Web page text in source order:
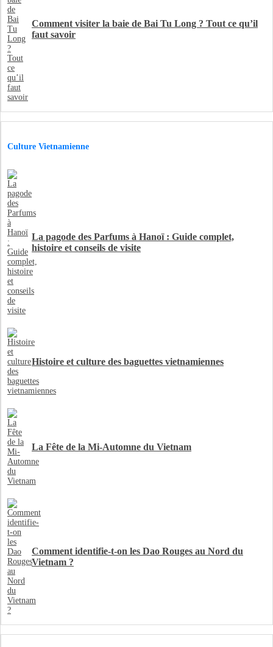
Comment visiter la baie de Bai Tu Long ? Tout ce qu’il
faut savoir
Culture Vietnamienne
La pagode des Parfums à Hanoï : Guide complet,
histoire et conseils de visite
Histoire et culture des baguettes vietnamiennes
La Fête de la Mi-Automne du Vietnam
Comment identifie-t-on les Dao Rouges au Nord du
Vietnam ?